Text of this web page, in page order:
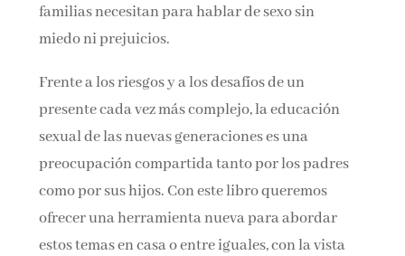
familias necesitan para hablar de sexo sin
miedo ni prejuicios.
Frente a los riesgos y a los desafíos de un
presente cada vez más complejo, la educación
sexual de las nuevas generaciones es una
preocupación compartida tanto por los padres
como por sus hijos. Con este libro queremos
ofrecer una herramienta nueva para abordar
estos temas en casa o entre iguales, con la vista
Únete a nuestra comunidad de amantes de la
literatura y recibe las últimas noticias y reseñas
Email*
términos y condiciones
de privacidad